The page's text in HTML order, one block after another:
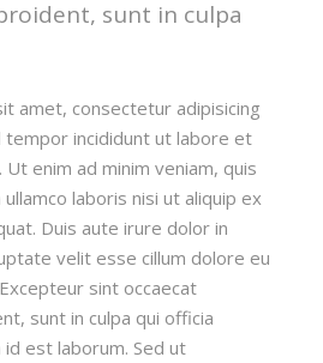
sunt in culpa
amet, consectetur adipisicing
tempor incididunt ut labore et
Ut enim ad minim veniam, quis
laboris nisi ut aliquip ex
Duis aute irure dolor in
velit esse cillum dolore eu
sint occaecat
sunt in culpa qui officia
est laborum. Sed ut